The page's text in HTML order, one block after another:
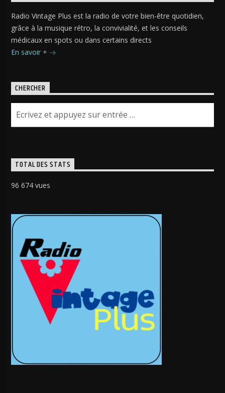
Radio Vintage Plus est la radio de votre bien-être quotidien,
grâce à la musique rétro, la convivialité, et les conseils
médicaux en spots ou dans certains directs
En savoir +
CHERCHER
TOTAL DES STATS
96 674 vues